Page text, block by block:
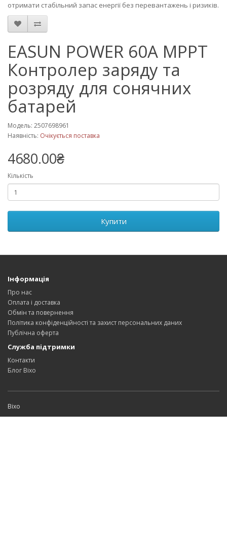
отримати стабільний запас енергії без перевантажень і ризиків.
EASUN POWER 60A MPPT
Контролер заряду та
розряду для сонячних
батарей
Модель: 2507698961
Наявність: Очікується поставка
4680.00₴
Кількість
Купити
Інформація
Про нас
Оплата і доставка
Обмін та повернення
Політика конфіденційності та захист персональних даних
Публічна оферта
Служба підтримки
Контакти
Блог Bixo
Bixo